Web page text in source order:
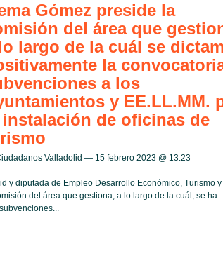
Gómez preside la
del área que
largo de la cuál se
la
a los
y EE.LL.MM.
instalación de oficinas de
Valladolid — 15 febrero 2023 @ 13:23
y diputada de Empleo Desarrollo Económico, Turismo y
del área que gestiona, a lo largo de la cuál, se ha